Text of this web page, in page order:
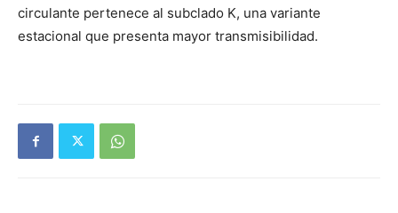
circulante pertenece al subclado K, una variante
estacional que presenta mayor transmisibilidad.